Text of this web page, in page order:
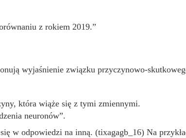
z rokiem 2019.”
wyjaśnienie związku przyczynowo-
która wiąże się z tymi zmiennymi.
neuronów”.
w odpowiedzi na inną. (tixagagb_16) Na